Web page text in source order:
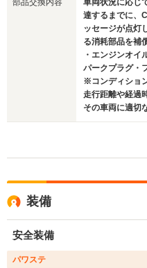
部品交換内容
車両状況に応じ
達するまでに、
ッセージが点灯
る消耗部品を補償
・エンジンオイ
パークプラグ・
※コンディショ
走行距離や経過
その車両に適切
装備
安全装備
パワステ